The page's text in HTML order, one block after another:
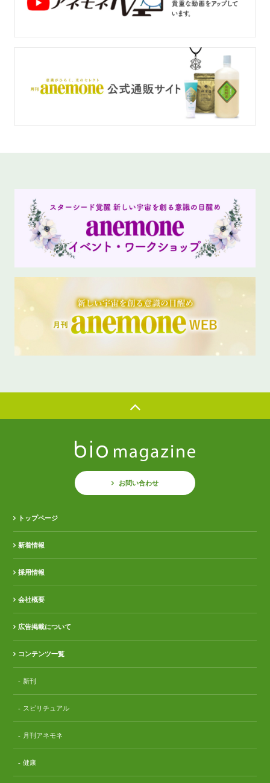
お問い合わせ
トップページ
新着情報
採用情報
会社概要
広告掲載について
コンテンツ一覧
新刊
スピリチュアル
月刊アネモネ
健康